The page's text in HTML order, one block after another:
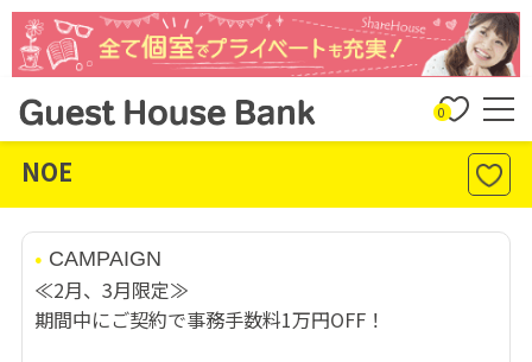
0
NOE
CAMPAIGN
≪2月、3月限定≫
期間中にご契約で事務手数料1万円OFF！